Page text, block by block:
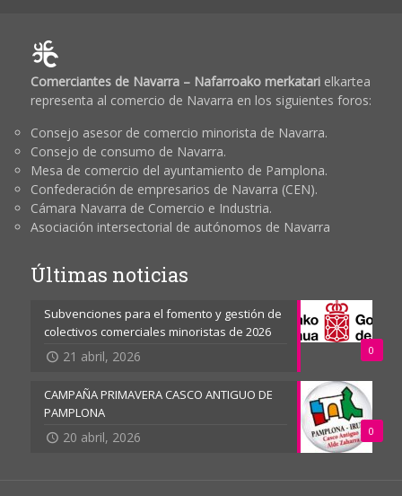
Comerciantes de Navarra – Nafarroako merkatarielkartea
representa al comercio de Navarra en los siguientes foros:
Consejo asesor de comercio minorista de Navarra.
Consejo de consumo de Navarra.
Mesa de comercio del ayuntamiento de Pamplona.
Confederación de empresarios de Navarra (CEN).
Cámara Navarra de Comercio e Industria.
Asociación intersectorial de autónomos de Navarra
Últimas noticias
0
Subvenciones para el fomento y gestión de
colectivos comerciales minoristas de 2026
21 abril, 2026
0
CAMPAÑA PRIMAVERA CASCO ANTIGUO DE
PAMPLONA
20 abril, 2026